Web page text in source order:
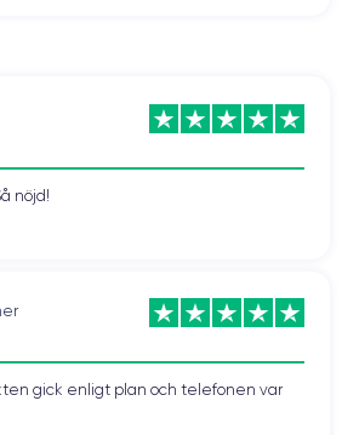
nöjd!
gick enligt plan och telefonen var